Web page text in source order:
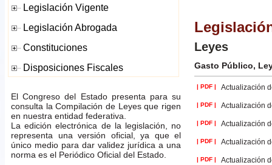
El Congreso del Estado presenta para su
consulta la Compilación de Leyes que rigen
en nuestra entidad federativa.
La edición electrónica de la legislación, no
representa una versión oficial, ya que el
único medio para dar validez jurídica a una
norma es el Periódico Oficial del Estado.
Leyes
Gasto Público,
| PDF | Actualización
| PDF | Actualización
| PDF | Actualización
| PDF | Actualización
| PDF | Actualización